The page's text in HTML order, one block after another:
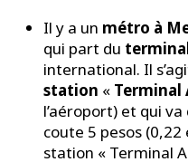
Il y a un métro à
qui part du
international. Il
station « Terminal
l’aéroport) et qui
coute 5 pesos
station « Terminal